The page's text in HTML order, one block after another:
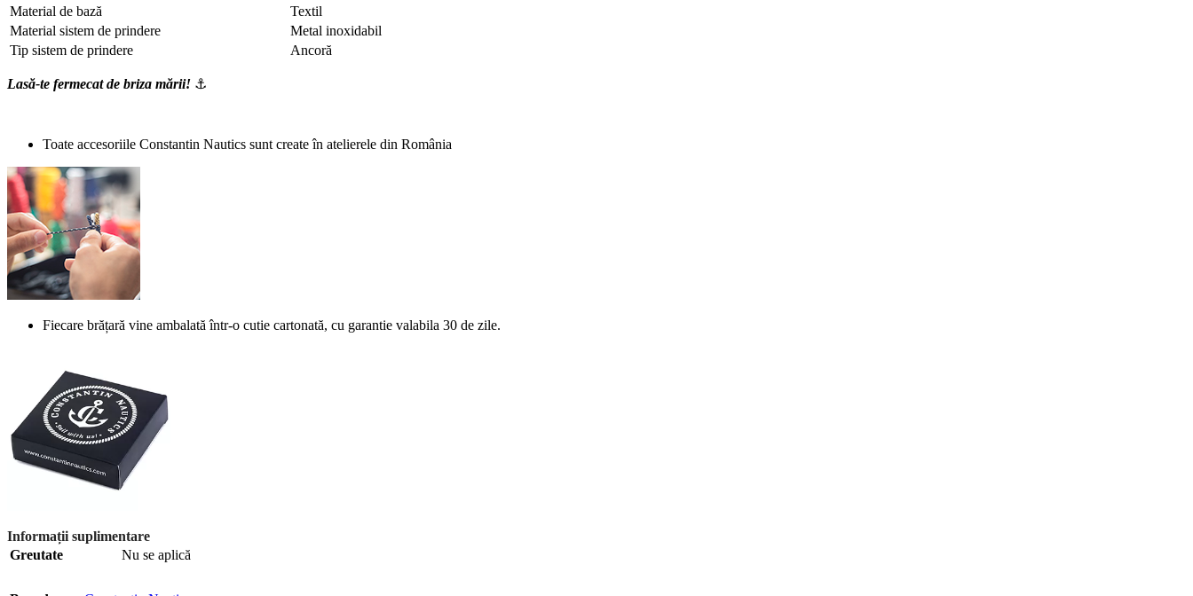
Material de bază
Textil
Material sistem de prindere
Metal inoxidabil
Tip sistem de prindere
Ancoră
Lasă-te fermecat de briza mării! ⚓
Toate accesoriile Constantin Nautics sunt create în atelierele din România
Fiecare brățară vine ambalată într-o cutie cartonată, cu garantie valabila 30 de zile.
Informații suplimentare
Greutate
Nu se aplică